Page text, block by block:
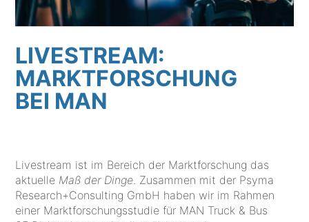
LIVESTREAM:
MARKTFORSCHUNG
BEI MAN
Livestream ist im Bereich der Marktforschung das
aktuelle Maß der Dinge . Zusammen mit der Psyma
Research+Consulting GmbH haben wir im Rahmen
einer Marktforschungsstudie für MAN Truck & Bus